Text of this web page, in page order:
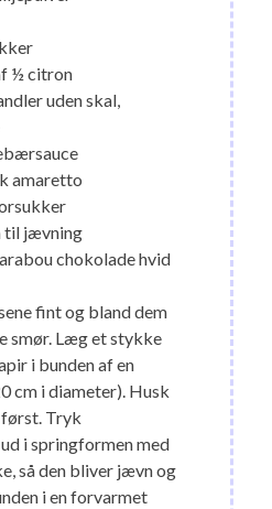
½ citron
uden skal,
amaretto
til jævning
chokolade hvid
fint og bland dem
smør. Læg et stykke
i bunden af en
cm i diameter). Husk
Tryk
i springformen med
så den bliver jævn og
i en forvarmet